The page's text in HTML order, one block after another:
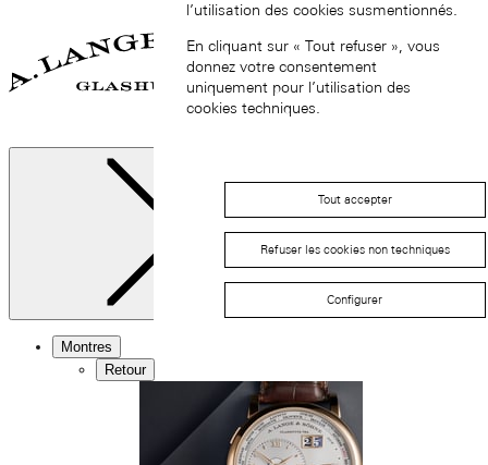
Fermer
Montres
Retour
l’utilisation des cookies susmentionnés.
En cliquant sur « Tout refuser », vous
donnez votre consentement
uniquement pour l’utilisation des
cookies techniques.
Tout accepter
Refuser les cookies non techniques
Configurer